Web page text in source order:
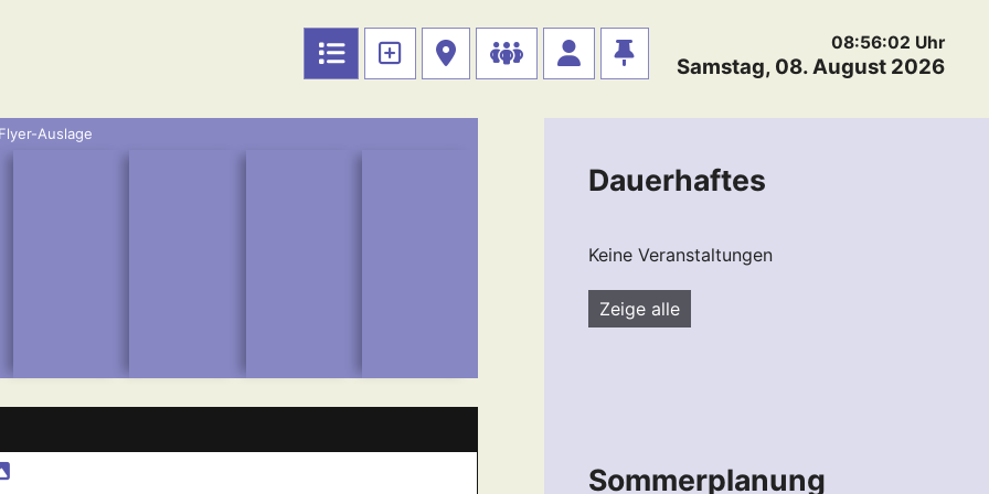
08:56:03 Uhr
Samstag, 08. August 2026
Auslage
Dauerhaftes
Keine Veranstaltungen
Zeige alle
Sommerplanung